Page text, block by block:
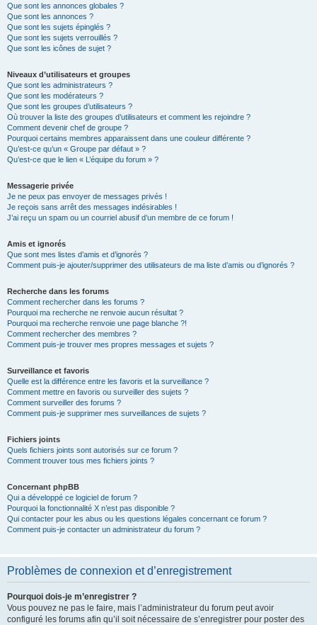
Que sont les annonces globales ?
Que sont les annonces ?
Que sont les sujets épinglés ?
Que sont les sujets verrouillés ?
Que sont les icônes de sujet ?
Niveaux d’utilisateurs et groupes
Que sont les administrateurs ?
Que sont les modérateurs ?
Que sont les groupes d’utilisateurs ?
Où trouver la liste des groupes d’utilisateurs et comment les rejoindre ?
Comment devenir chef de groupe ?
Pourquoi certains membres apparaissent dans une couleur différente ?
Qu’est-ce qu’un « Groupe par défaut » ?
Qu’est-ce que le lien « L’équipe du forum » ?
Messagerie privée
Je ne peux pas envoyer de messages privés !
Je reçois sans arrêt des messages indésirables !
J’ai reçu un spam ou un courriel abusif d’un membre de ce forum !
Amis et ignorés
Que sont mes listes d’amis et d’ignorés ?
Comment puis-je ajouter/supprimer des utilisateurs de ma liste d’amis ou d’ignorés ?
Recherche dans les forums
Comment rechercher dans les forums ?
Pourquoi ma recherche ne renvoie aucun résultat ?
Pourquoi ma recherche renvoie une page blanche ?!
Comment rechercher des membres ?
Comment puis-je trouver mes propres messages et sujets ?
Surveillance et favoris
Quelle est la différence entre les favoris et la surveillance ?
Comment mettre en favoris ou surveiller des sujets ?
Comment surveiller des forums ?
Comment puis-je supprimer mes surveillances de sujets ?
Fichiers joints
Quels fichiers joints sont autorisés sur ce forum ?
Comment trouver tous mes fichiers joints ?
Concernant phpBB
Qui a développé ce logiciel de forum ?
Pourquoi la fonctionnalité X n’est pas disponible ?
Qui contacter pour les abus ou les questions légales concernant ce forum ?
Comment puis-je contacter un administrateur du forum ?
Problèmes de connexion et d’enregistrement
Pourquoi dois-je m’enregistrer ?
Vous pouvez ne pas le faire, mais l’administrateur du forum peut avoir
configuré les forums afin qu’il soit nécessaire de s’enregistrer pour poster des